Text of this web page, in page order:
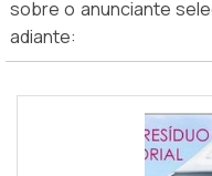
sobre o anunciante
adiante: